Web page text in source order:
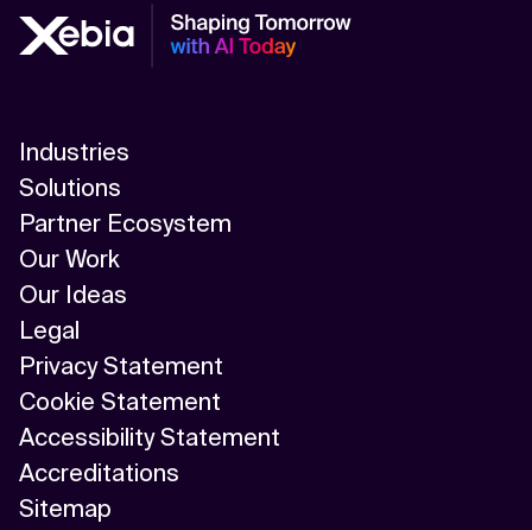
Industries
Solutions
Partner Ecosystem
Our Work
Our Ideas
Legal
Privacy Statement
Cookie Statement
Accessibility Statement
Accreditations
Sitemap